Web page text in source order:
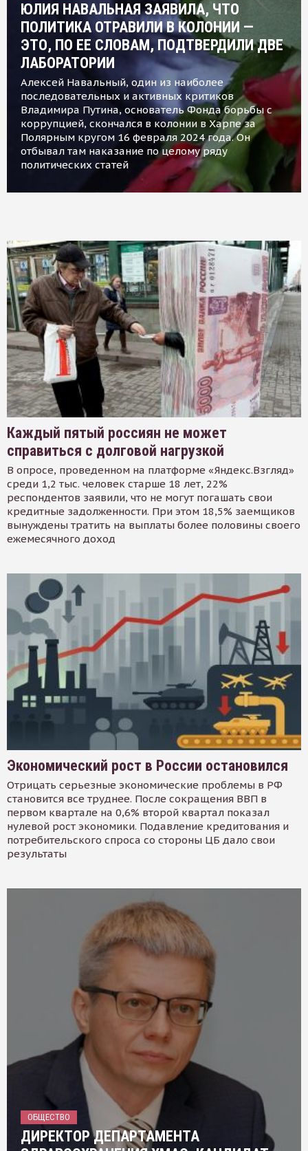
ЮЛИЯ НАВАЛЬНАЯ ЗАЯВИЛА, ЧТО
ПОЛИТИКА ОТРАВИЛИ В КОЛОНИИ —
ЭТО, ПО ЕЕ СЛОВАМ, ПОДТВЕРДИЛИ ДВЕ
ЛАБОРАТОРИИ
Алексей Навальный, один из наиболее
последовательных и активных критиков
Владимира Путина, основатель Фонда борьбы с
коррупцией, скончался в колонии в Харпе за
Полярным кругом 16 февраля 2024 года. Он
отбывал там наказание по целому ряду
политических статей
Каждый пятый россиян не может
справиться с долговой нагрузкой
В опросе, проведенном на платформе «Яндекс.Взгляд»
среди 1,2 тыс. человек старше 18 лет, 22%
респондентов заявили, что не могут погашать свои
кредитные задолженности. При этом 18,5% заемщиков
вынуждены тратить на выплаты более половины своего
ежемесячного доход
Экономический рост в России остановился
Отрицать серьезные экономические проблемы в РФ
становится все труднее. После сокращения ВВП в
первом квартале на 0,6% второй квартал показал
нулевой рост экономики. Подавление кредитования и
потребительского спроса со стороны ЦБ дало свои
результаты
ОБЩЕСТВО
ДИРЕКТОР ДЕПАРТАМЕНТА